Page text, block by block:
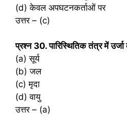
(d) केवल अपघटनकर्ताओं पर
उत्तर – (c)
प्रश्‍न 30. पारिस्थितिक तंत्र में
(a) सूर्य
(b) जल
(c) मृदा
(d) वायु
उत्तर – (a)